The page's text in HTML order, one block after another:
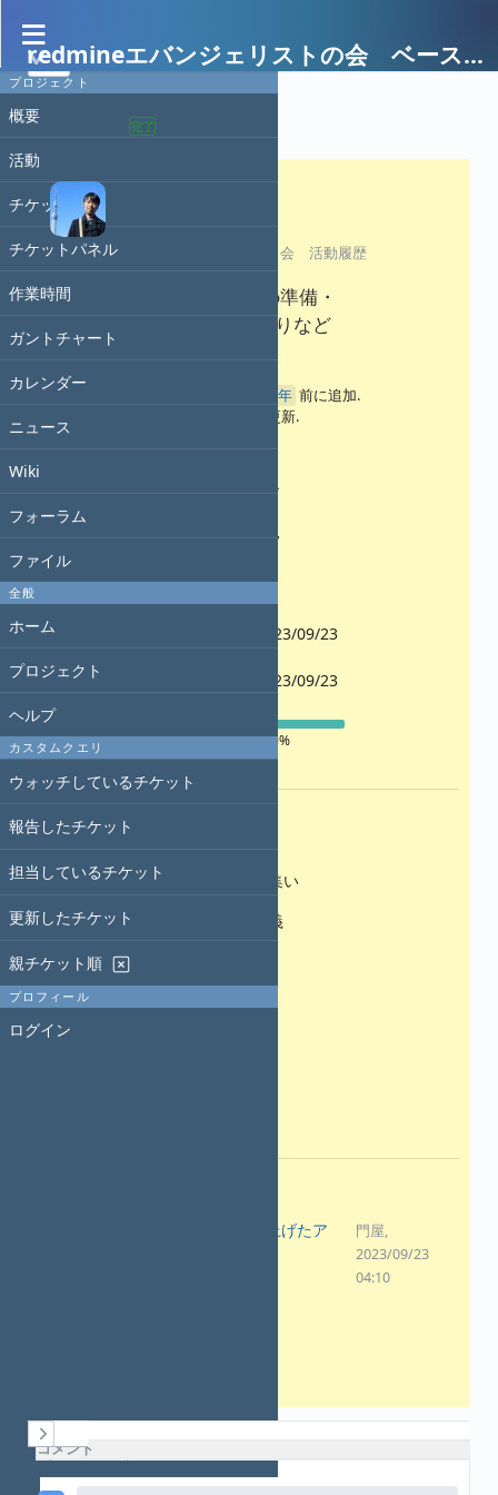
プロジェクト
概要
活動
チケット
チケットパネル
作業時間
ガントチャート
カレンダー
ニュース
Wiki
フォーラム
ファイル
全般
ホーム
プロジェクト
ヘルプ
カスタムクエリ
ウォッチしているチケット
報告したチケット
担当しているチケット
更新したチケット
親チケット順
プロフィール
ログイン
redmineエバンジェリストの会 ベースキャンプ
活動 #496 完了
活動 #1: redmine エバンジェリスト会 活動履歴
2023923 redmine.tokyo準備・
redmine.japanの振り返りなど
門屋 約3年 前に追加.
前に更新.
終了
優先度:
通常
担当者:
-
開始日:
2023/09/23
2023/09/23
進捗率:
100%
予定工数:
説明
チケット管理システム有識者の集い
・レヴィ・ストロースの構造主義
・redmine.japanの振り返り
https://redmine-japan.org/
老舗総合通販の業務効率を上げたア
門屋,
2023/09/23
04:10
履歴
コメント